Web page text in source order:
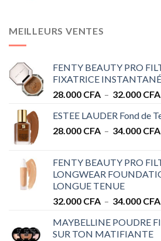
MEILLEURS VENTES
FENTY BEAUTY PRO
FIXATRICE
28.000 CFA – 32.000 CFA
ESTEE LAUDER Fond de
28.000 CFA – 34.000 CFA
FENTY BEAUTY PRO
LONGWEAR
LONGUE TENUE
32.000 CFA – 34.000 CFA
MAYBELLINE POUDRE
SUR TON MATIFIANTE